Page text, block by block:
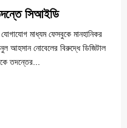
সিআইডি
মাধ্যম ফেসবুকে মানহানিকর
আহসান নোবেলের বিরুদ্ধে ডিজিটাল
তদন্তের...